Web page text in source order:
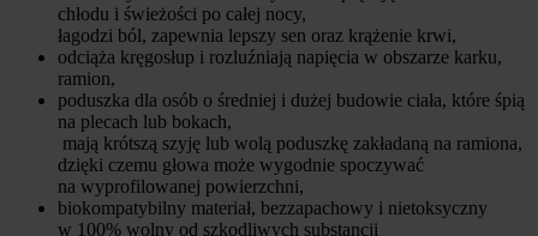
chłodu i świeżości po całej nocy,
łagodzi ból, zapewnia lepszy sen oraz krążenie krwi,
odciąża kręgosłup i rozluźniają napięcia w obszarze karku,
ramion,
poduszka dla osób o średniej i dużej budowie ciała, które śpią
na plecach lub bokach,
mają krótszą szyję lub wolą poduszkę zakładaną na ramiona,
dzięki czemu głowa może wygodnie spoczywać
na wyprofilowanej powierzchni,
biokompatybilny materiał, bezzapachowy i nietoksyczny
w 100% wolny od szkodliwych substancji